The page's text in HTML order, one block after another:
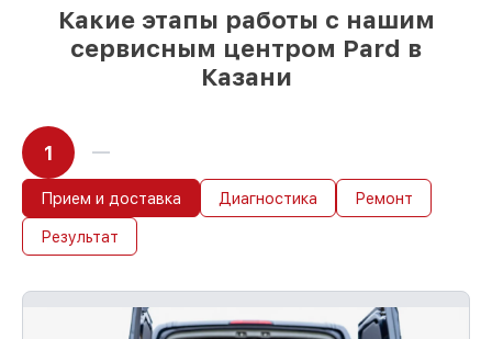
Какие этапы работы с нашим
сервисным центром Pard в
Казани
1
Прием и доставка Диагностика Ремонт
Результат